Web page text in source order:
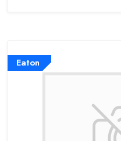
Eaton